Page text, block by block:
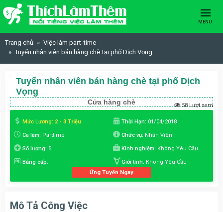
Skip to content
MENU
Trang chủ
Việc làm part-time
Tuyển nhân viên bán hàng chè tại phố Dịch Vọng
Tuyển nhân viên bán hàng chè tại phố Dịch
Vọng
Cửa hàng chè 58 Lượt xem
Mức Lương: 2 - 3 Triệu Thời Hạn: 01/04/2018
Ca làm: Parttime Chức vụ: Nhân Viên
Số lượng: 5 Kinh nghiệm: Không Yêu Cầu
Bằng cấp: Giới tính: Không Yêu Cầu
Ứng Tuyển Ngay
Mô Tả Công Việc